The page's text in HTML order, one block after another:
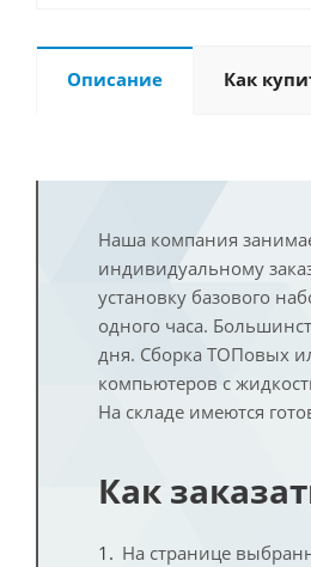
Описание Как
Наша компания
индивидуальному
установку базового
одного часа.
дня. Сборка ТОПовых
компьютеров с
На складе имеются
Как
На странице